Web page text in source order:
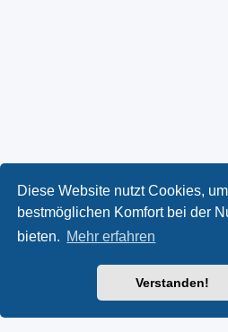
Diese Website nutzt Cookies,
bestmöglichen Komfort bei der
bieten. Mehr erfahren
Verstanden!